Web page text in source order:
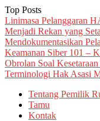
Top Posts
Linimasa Pelanggaran
Menjadi Rekan yang
Mendokumentasikan
Keamanan Siber 101 –
Obrolan Soal
Terminologi Hak Asasi
Tentang Pemilik
Tamu
Kontak